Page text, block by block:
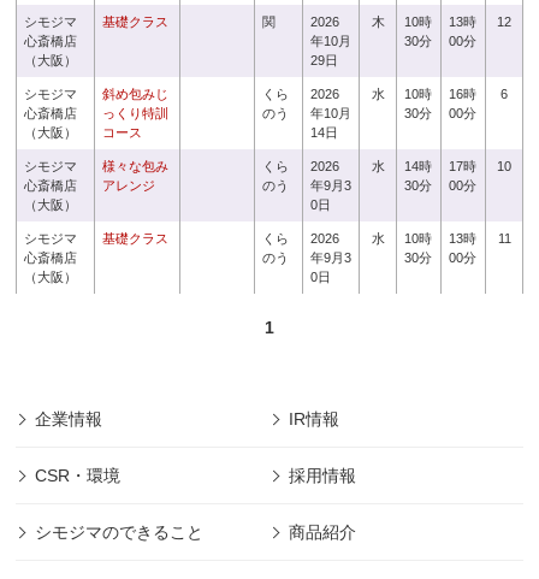
シモジマ
心斎橋店
（大阪）
基礎クラス 関
2026
年10月
29日
木
10時
30分
13時
00分
12
シモジマ
心斎橋店
（大阪）
斜め包みじ
っくり特訓
コース
くら
のう
2026
年10月
14日
水
10時
30分
16時
00分
6
シモジマ
心斎橋店
（大阪）
様々な包み
アレンジ
くら
のう
2026
年9月3
0日
水
14時
30分
17時
00分
10
シモジマ
心斎橋店
（大阪）
基礎クラス
くら
のう
2026
年9月3
0日
水
10時
30分
13時
00分
11
1
企業情報 IR情報
CSR・環境 採用情報
シモジマのできること 商品紹介